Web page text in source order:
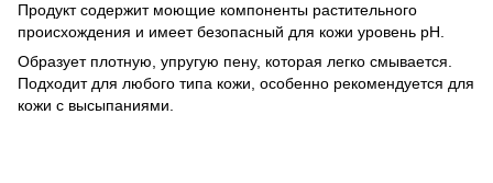
Продукт содержит моющие компоненты растительного
происхождения и имеет безопасный для кожи уровень pH.
Образует плотную, упругую пену, которая легко смывается.
Подходит для любого типа кожи, особенно рекомендуется для
кожи с высыпаниями.